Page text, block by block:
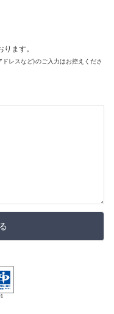
ます。
レスなど)のご入力はお控えくださ